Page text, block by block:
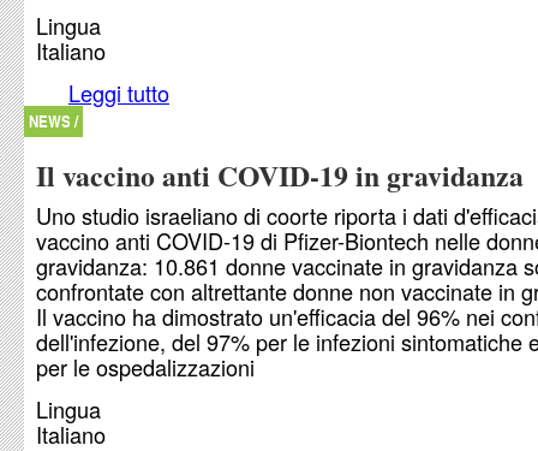
Lingua
Italiano
Leggi tutto
NEWS /
Il vaccino anti COVID-19 in gravidanza
Uno studio israeliano di coorte riporta i dati
vaccino anti COVID-19 di Pfizer-Biontech nelle
gravidanza: 10.861 donne vaccinate in gravidanza
confrontate con altrettante donne non vaccinate in
Il vaccino ha dimostrato un'efficacia del 96% nei
dell'infezione, del 97% per le infezioni sintomatiche
per le ospedalizzazioni
Lingua
Italiano